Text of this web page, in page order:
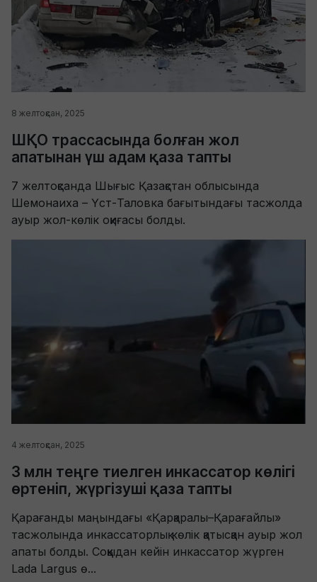
8 желтоқсан, 2025
ШҚО трассасында болған жол
апатынан үш адам қаза тапты
7 желтоқсанда Шығыс Қазақстан облысында
Шемонаиха – Үст-Таловка бағытындағы тасжолда
ауыр жол-көлік оқиғасы болды.
4 желтоқсан, 2025
3 млн теңге тиелген инкассатор көлігі
өртеніп, жүргізуші қаза тапты
Қарағанды маңындағы «Қарқаралы–Қарағайлы»
тасжолында инкассаторлық көлік қатысқан ауыр жол
апаты болды. Соққыдан кейін инкассатор жүрген
Lada Largus ө...